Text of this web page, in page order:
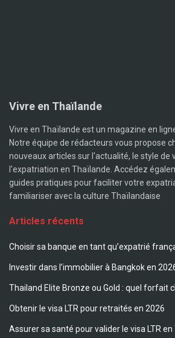
Vivre en Thaïlande
Vivre en Thaïlande est un magazine en
Notre équipe de rédacteurs vous propose
nouveaux articles sur l'actualité, le style de
l'expatriation en Thaïlande. Accédez
guides pratiques pour faciliter votre
familiariser avec la culture Thaïlandaise
Articles récents
Choisir sa banque en tant qu’expatrié
Investir dans l’immobilier à Bangkok en
Thailand Elite Bronze ou Gold : quel forfait
Obtenir le visa LTR pour retraités en 2026
Assurer sa santé pour valider le visa LTR